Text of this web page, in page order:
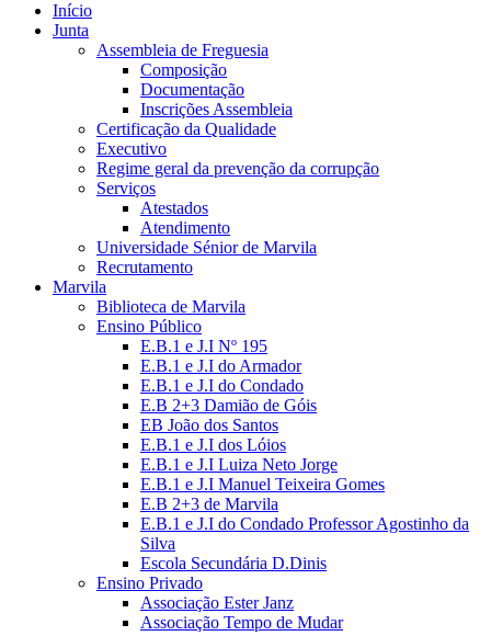
Início
Junta
Assembleia de Freguesia
Composição
Documentação
Inscrições Assembleia
Certificação da Qualidade
Executivo
Regime geral da prevenção da corrupção
Serviços
Atestados
Atendimento
Universidade Sénior de Marvila
Recrutamento
Marvila
Biblioteca de Marvila
Ensino Público
E.B.1 e J.I Nº 195
E.B.1 e J.I do Armador
E.B.1 e J.I do Condado
E.B 2+3 Damião de Góis
EB João dos Santos
E.B.1 e J.I dos Lóios
E.B.1 e J.I Luiza Neto Jorge
E.B.1 e J.I Manuel Teixeira Gomes
E.B 2+3 de Marvila
E.B.1 e J.I do Condado Professor Agostinho da
Silva
Escola Secundária D.Dinis
Ensino Privado
Associação Ester Janz
Associação Tempo de Mudar